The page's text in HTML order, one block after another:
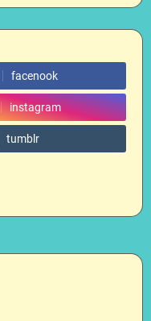
facenook
instagram
tumblr